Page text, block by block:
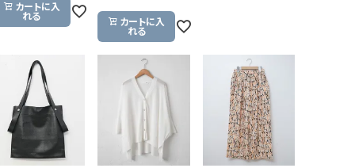
HUNTER（ハンター）
カートに入
れる
カートに入
れる